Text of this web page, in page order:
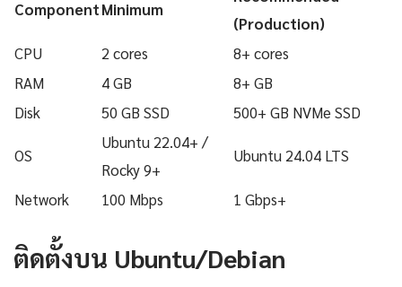
ComponentMinimum
(Production)
CPU
2 cores
8+ cores
RAM
4 GB
8+ GB
Disk
50 GB SSD 500+ GB NVMe SSD
OS
Ubuntu 22.04+ /
Rocky 9+
Ubuntu 24.04 LTS
Network 100 Mbps 1 Gbps+
ติดตั้งบน Ubuntu/Debian